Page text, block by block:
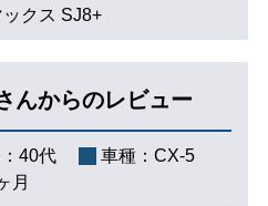
クス SJ8+
んからのレビュー
40代 車種： CX-5
月